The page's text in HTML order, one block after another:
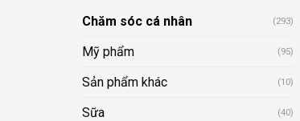
Chăm sóc cá nhân (293)
Mỹ phẩm (95)
Sản phẩm khác (10)
Sữa (40)